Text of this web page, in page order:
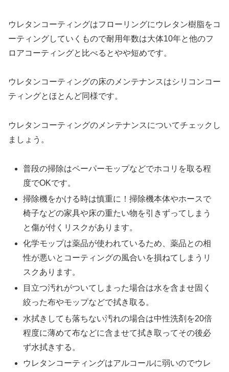
ウレタンコーティングはフローリングにウレタン樹脂をコ
ーティングしていくもので耐用年数は大体10年と他のフ
ロアコーティングと比べるとやや短めです。
ウレタンコーティングの床のメンテナンスはシリコンコー
ティングとほとんど同様です。
ウレタンコーティングのメンテナンスについてチェックし
ましょう。
普段の掃除はペーパーモップなどでホコリを取る程
度でOKです。
掃除機をかける時は慎重に！掃除機本体やホースで
椅子などの家具や床の重たい物を引きずってしまう
と傷が付くリスクがあります。
化学モップは薬品が使われているため、薬品との相
性が悪いとコーティングの風合いを損ねてしまうリ
スクあります。
目立つ汚れがついてしまった場合は水を含ませ固く
絞った布やモップなどで拭き取る。
水拭きしても落ちない汚れの場合は中性洗剤を20倍
程度に薄めて布などに含ませて拭き取ってその後必
ず水拭きする。
ウレタンコーティングはアルコールに弱いのでウレ